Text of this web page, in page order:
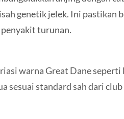
genetik jelek. Ini pastikan
turunan.
warna Great Dane seperti
sesuai standard sah dari